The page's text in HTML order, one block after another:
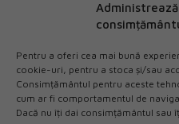
Administrează
Pentru a oferi cea mai bună
cookie-uri, pentru a stoca și/sau
Consimțământul pentru aceste
cum ar fi comportamentul de
Dacă nu îți dai consimțământul
Miercuri
Joi
Vineri